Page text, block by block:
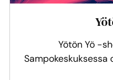
Yötön Yö -